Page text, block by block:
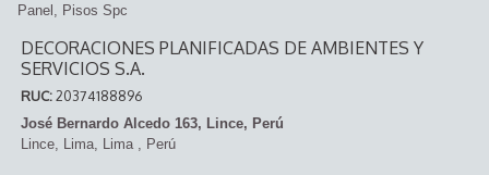
Panel
Pisos Spc
DECORACIONES PLANIFICADAS DE AMBIENTES Y
SERVICIOS S.A.
RUC:20374188896
José Bernardo Alcedo 163, Lince, Perú
Lince,
Lima, Lima Perú